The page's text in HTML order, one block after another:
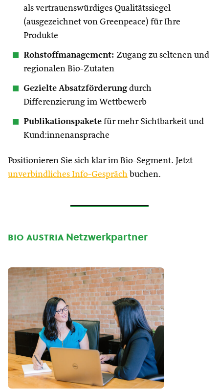
als vertrauenswürdiges Qualitätssiegel
(ausgezeichnet von Greenpeace) für Ihre
Produkte
Rohstoffmanagement: Zugang zu seltenen und
regionalen Bio-Zutaten
Gezielte Absatzförderungdurch
Differenzierung im Wettbewerb
Publikationspakete für mehr Sichtbarkeit und
Kund:innenansprache
Positionieren Sie sich klar im Bio-Segment. Jetzt
unverbindliches Info-Gespräch buchen.
bio austria Netzwerkpartner